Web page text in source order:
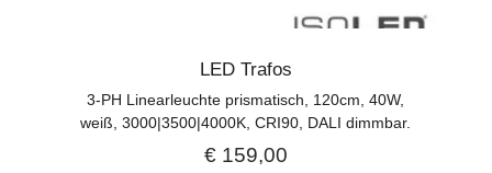
LED Trafos
3-PH Linearleuchte prismatisch, 120cm, 40W,
weiß, 3000|3500|4000K, CRI90, DALI dimmbar.
€159,00